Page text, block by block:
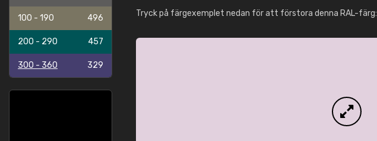
100 - 190 496
200 - 290 457
300 - 360 329
Tryck på färgexemplet nedan för att förstora denna RAL-färg: